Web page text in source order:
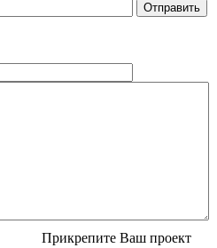
Прикрепите Ваш проект